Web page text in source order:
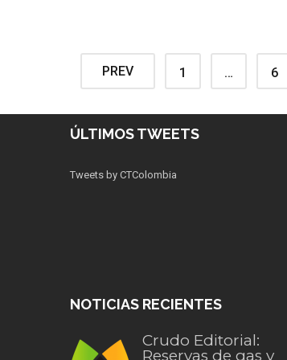
PREV 1 … 6
ÚLTIMOS TWEETS
Tweets by CTColombia
NOTICIAS RECIENTES
Crudo Editorial:
Reservas de gas y